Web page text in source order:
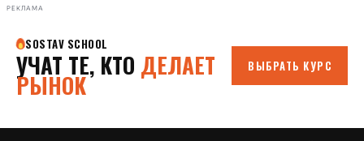
РЕКЛАМА